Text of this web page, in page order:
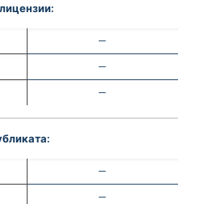
—
—
—
—
—